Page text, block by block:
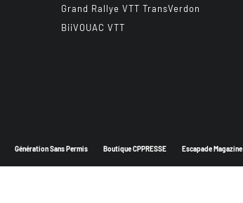
Grand Rallye VTT TransVerdon
BiiVOUAC VTT
Génération Sans Permis Boutique CPPRESSE Escapade Magazine